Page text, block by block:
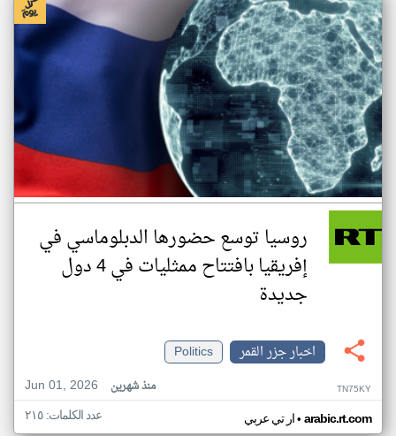
روسيا توسع حضورها الدبلوماسي في
إفريقيا بافتتاح ممثليات في 4 دول
جديدة
اخبار جزر القمر
Politics
Jun 01, 2026
منذ شهرين TN75KY
ار تي عربي• arabic.rt.com عدد الكلمات: ٢١٥